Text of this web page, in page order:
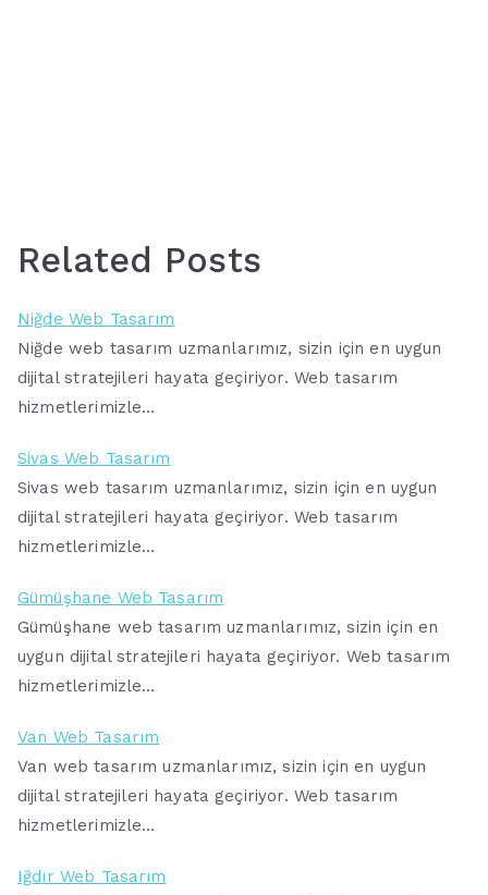
Related Posts
Niğde Web Tasarım
Niğde web tasarım uzmanlarımız, sizin için en uygun
dijital stratejileri hayata geçiriyor. Web tasarım
hizmetlerimizle…
Sivas Web Tasarım
Sivas web tasarım uzmanlarımız, sizin için en uygun
dijital stratejileri hayata geçiriyor. Web tasarım
hizmetlerimizle…
Gümüşhane Web Tasarım
Gümüşhane web tasarım uzmanlarımız, sizin için en
uygun dijital stratejileri hayata geçiriyor. Web tasarım
hizmetlerimizle…
Van Web Tasarım
Van web tasarım uzmanlarımız, sizin için en uygun
dijital stratejileri hayata geçiriyor. Web tasarım
hizmetlerimizle…
Iğdır Web Tasarım